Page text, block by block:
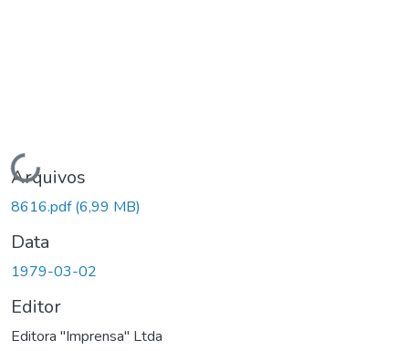
Carregando...
Arquivos
8616.pdf(6,99 MB)
Data
1979-03-02
Editor
Editora "Imprensa" Ltda